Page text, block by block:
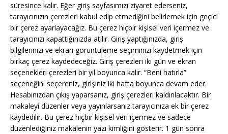
süresince kalır. Eğer giriş sayfasımızı ziyaret ederseniz,
tarayıcınızın çerezleri kabul edip etmediğini belirlemek için geçici
bir çerez ayarlayacağız. Bu çerez hiçbir kişisel veri içermez ve
tarayıcınızı kapattığınızda atılır. Giriş yaptığınızda, giriş
bilgilerinizi ve ekran görüntüleme seçiminizi kaydetmek için
birkaç çerez kaydedeceğiz. Giriş çerezleri iki gün ve ekran
seçenekleri çerezleri bir yıl boyunca kalır. “Beni hatırla”
seçeneğini seçereniz, girişiniz iki hafta boyunca devam eder.
Hesabınızdan çıkış yaparsanız, giriş çerezleri kaldırılacaktır. Bir
makaleyi düzenler veya yayınlarsanız tarayıcınıza ek bir çerez
kaydedilir. Bu çerez hiçbir kişisel veri içermez ve sadece
düzenlediğiniz makalenin yazı kimliğini gösterir. 1 gün sonra